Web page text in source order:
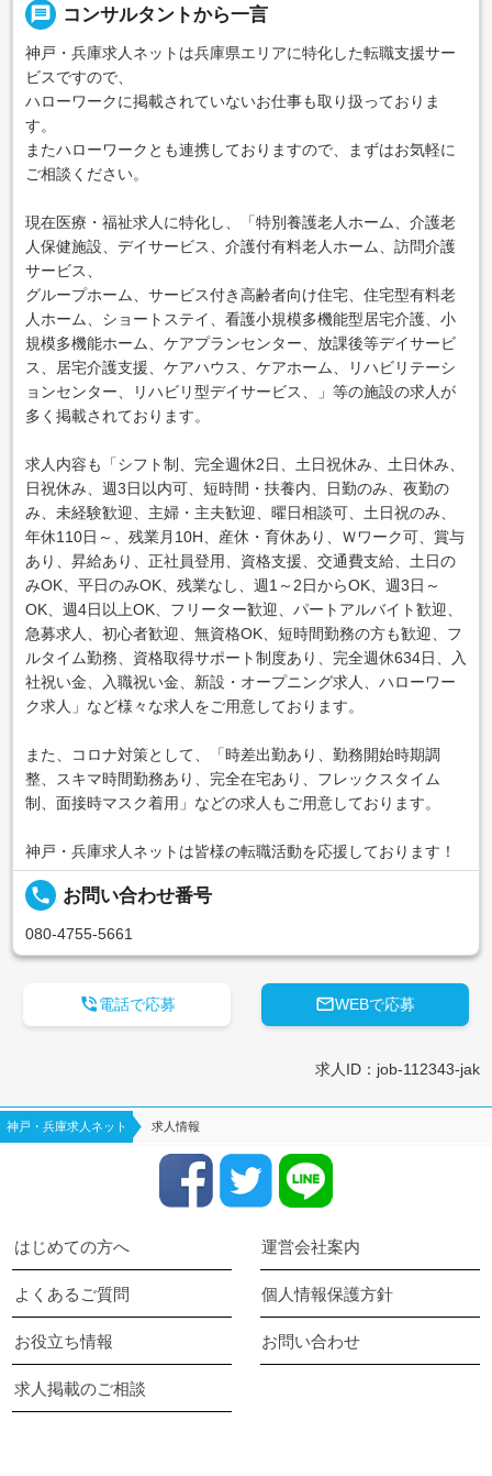
message コンサルタントから一言
神戸・兵庫求人ネットは兵庫県エリアに特化した転職支援サー
ビスですので、
ハローワークに掲載されていないお仕事も取り扱っておりま
す。
またハローワークとも連携しておりますので、まずはお気軽に
ご相談ください。
現在医療・福祉求人に特化し、「特別養護老人ホーム、介護老
人保健施設、デイサービス、介護付有料老人ホーム、訪問介護
サービス、
グループホーム、サービス付き高齢者向け住宅、住宅型有料老
人ホーム、ショートステイ、看護小規模多機能型居宅介護、小
規模多機能ホーム、ケアプランセンター、放課後等デイサービ
ス、居宅介護支援、ケアハウス、ケアホーム、リハビリテーシ
ョンセンター、リハビリ型デイサービス、」等の施設の求人が
多く掲載されております。
求人内容も「シフト制、完全週休2日、土日祝休み、土日休み、
日祝休み、週3日以内可、短時間・扶養内、日勤のみ、夜勤の
み、未経験歓迎、主婦・主夫歓迎、曜日相談可、土日祝のみ、
年休110日～、残業月10H、産休・育休あり、Ｗワーク可、賞与
あり、昇給あり、正社員登用、資格支援、交通費支給、土日の
みOK、平日のみOK、残業なし、週1～2日からOK、週3日～
OK、週4日以上OK、フリーター歓迎、パートアルバイト歓迎、
急募求人、初心者歓迎、無資格OK、短時間勤務の方も歓迎、フ
ルタイム勤務、資格取得サポート制度あり、完全週休634日、入
社祝い金、入職祝い金、新設・オープニング求人、ハローワー
ク求人」など様々な求人をご用意しております。
また、コロナ対策として、「時差出勤あり、勤務開始時期調
整、スキマ時間勤務あり、完全在宅あり、フレックスタイム
制、面接時マスク着用」などの求人もご用意しております。
神戸・兵庫求人ネットは皆様の転職活動を応援しております！
local_phone お問い合わせ番号
080-4755-5661
WEBで応募
電話で応募
求人ID：job-112343-jak
神戸・兵庫求人ネット 求人情報
はじめての方へ 運営会社案内
よくあるご質問 個人情報保護方針
お役立ち情報 お問い合わせ
求人掲載のご相談